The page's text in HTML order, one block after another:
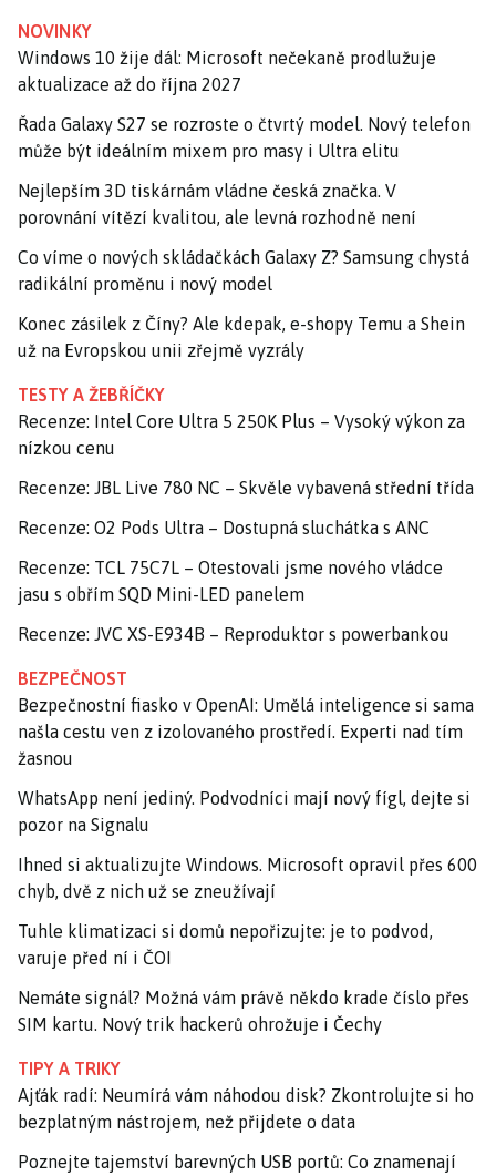
NOVINKY
Windows 10 žije dál: Microsoft nečekaně prodlužuje
aktualizace až do října 2027
Řada Galaxy S27 se rozroste o čtvrtý model. Nový telefon
může být ideálním mixem pro masy i Ultra elitu
Nejlepším 3D tiskárnám vládne česká značka. V
porovnání vítězí kvalitou, ale levná rozhodně není
Co víme o nových skládačkách Galaxy Z? Samsung chystá
radikální proměnu i nový model
Konec zásilek z Číny? Ale kdepak, e-shopy Temu a Shein
už na Evropskou unii zřejmě vyzrály
TESTY A ŽEBŘÍČKY
Recenze: Intel Core Ultra 5 250K Plus – Vysoký výkon za
nízkou cenu
Recenze: JBL Live 780 NC – Skvěle vybavená střední třída
Recenze: O2 Pods Ultra – Dostupná sluchátka s ANC
Recenze: TCL 75C7L – Otestovali jsme nového vládce
jasu s obřím SQD Mini-LED panelem
Recenze: JVC XS-E934B – Reproduktor s powerbankou
BEZPEČNOST
Bezpečnostní fiasko v OpenAI: Umělá inteligence si sama
našla cestu ven z izolovaného prostředí. Experti nad tím
žasnou
WhatsApp není jediný. Podvodníci mají nový fígl, dejte si
pozor na Signalu
Ihned si aktualizujte Windows. Microsoft opravil přes 600
chyb, dvě z nich už se zneužívají
Tuhle klimatizaci si domů nepořizujte: je to podvod,
varuje před ní i ČOI
Nemáte signál? Možná vám právě někdo krade číslo přes
SIM kartu. Nový trik hackerů ohrožuje i Čechy
TIPY A TRIKY
Ajťák radí: Neumírá vám náhodou disk? Zkontrolujte si ho
bezplatným nástrojem, než přijdete o data
Poznejte tajemství barevných USB portů: Co znamenají